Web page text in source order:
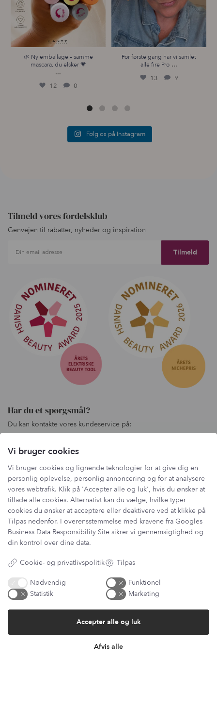
🌿 Ny emballage – samme
mascara, du elsker 💗
...
12 0
For første gang har vi samlet
alle fire Pro ...
13 9
Følg os på Instagram
Har du et spørgsmål?
Du kan kontakte vores kundeservice på:
Telefon & mail besvares I tidsrummet:
+45 60 13 27 49
Information
Min Konto
Handelsbetingelser
Returnering & ombytning
Persondatapolitik
Om os
Sitemap
Fortryd køb
Tilmeld vores fordelsklub
Genvejen til rabatter, nyheder og inspiration
Din email adresse
Vi bruger cookies
Vi bruger cookies og lignende teknologier for at give dig en
personlig oplevelse, personlig annoncering og for at analysere
vores webtrafik. Klik på 'Accepter alle og luk', hvis du ønsker at
tillade alle cookies. Alternativt kan du vælge, hvilke typer
cookies du ønsker at acceptere eller deaktivere ved at klikke på
Tilpas nedenfor. I overensstemmelse med kravene fra Googles
Business Data Responsibility Site sikrer vi gennemsigtighed og
din kontrol over dine data.
Cookie- og privatlivspolitik Tilpas
Nødvendig
Funktionel
Statistik
Marketing
Afvis alle
Accepter alle og luk